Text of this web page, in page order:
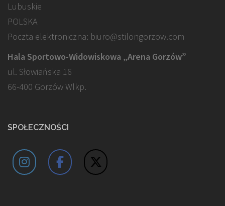
Lubuskie
POLSKA
Poczta elektroniczna: biuro@stilongorzow.com
Hala Sportowo-Widowiskowa „Arena Gorzów”
ul. Słowiańska 16
66-400 Gorzów Wlkp.
SPOŁECZNOŚCI